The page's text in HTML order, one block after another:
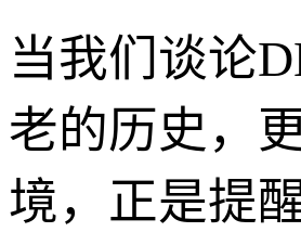
当我们谈论
老的历史，
境，正是提